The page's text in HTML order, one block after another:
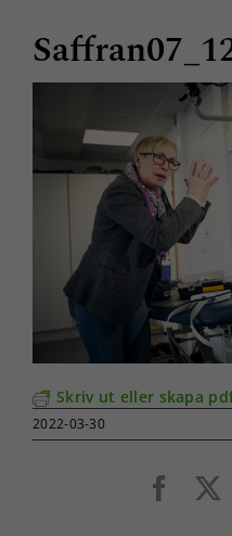
Skriv ut eller skapa
2022-03-30